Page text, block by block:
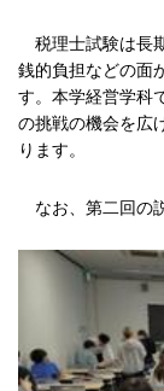
税理士試験は長
銭的負担などの面
す。本学経営学科
の挑戦の機会を広
ります。
なお、第二回の